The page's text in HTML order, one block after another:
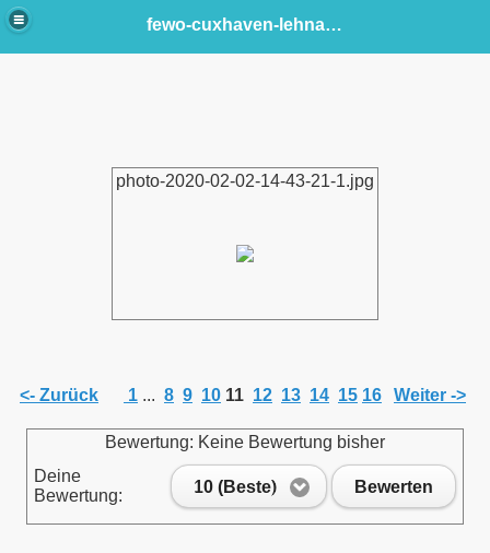
fewo-cuxhaven-lehnacker
photo-2020-02-02-14-43-21-1.jpg
<- Zurück 1 ... 8 9 10 11 12 13 14 15 16 Weiter ->
Bewertung: Keine Bewertung bisher
Deine
Bewertung:
10 (Beste) Bewerten